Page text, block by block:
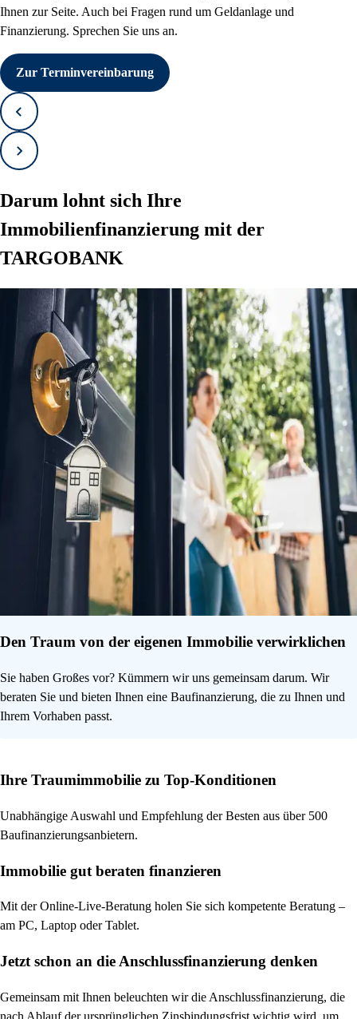
Ihnen zur Seite. Auch bei Fragen rund um Geldanlage und
Finanzierung. Sprechen Sie uns an.
Zur Terminvereinbarung
Zurück
Vorwärts
Darum lohnt sich Ihre
Immobilienfinanzierung mit der
TARGOBANK
Den Traum von der eigenen Immobilie verwirklichen
Sie haben Großes vor? Kümmern wir uns gemeinsam darum. Wir
beraten Sie und bieten Ihnen eine Baufinanzierung, die zu Ihnen und
Ihrem Vorhaben passt.
Ihre Traumimmobilie zu Top-Konditionen
Unabhängige Auswahl und Empfehlung der Besten aus über 500
Baufinanzierungsanbietern.
Immobilie gut beraten finanzieren
Mit der Online-Live-Beratung holen Sie sich kompetente Beratung –
am PC, Laptop oder Tablet.
Jetzt schon an die Anschlussfinanzierung denken
Gemeinsam mit Ihnen beleuchten wir die Anschlussfinanzierung, die
nach Ablauf der ursprünglichen Zinsbindungsfrist wichtig wird, um